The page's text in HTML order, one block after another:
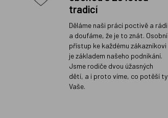
tradicí
Děláme naši práci poctivě a rádi
a doufáme, že je to znát. Osobní
přístup ke každému zákazníkovi
je základem našeho podnikání.
Jsme rodiče dvou úžasných
dětí, a i proto víme, co potěší ty
Vaše.